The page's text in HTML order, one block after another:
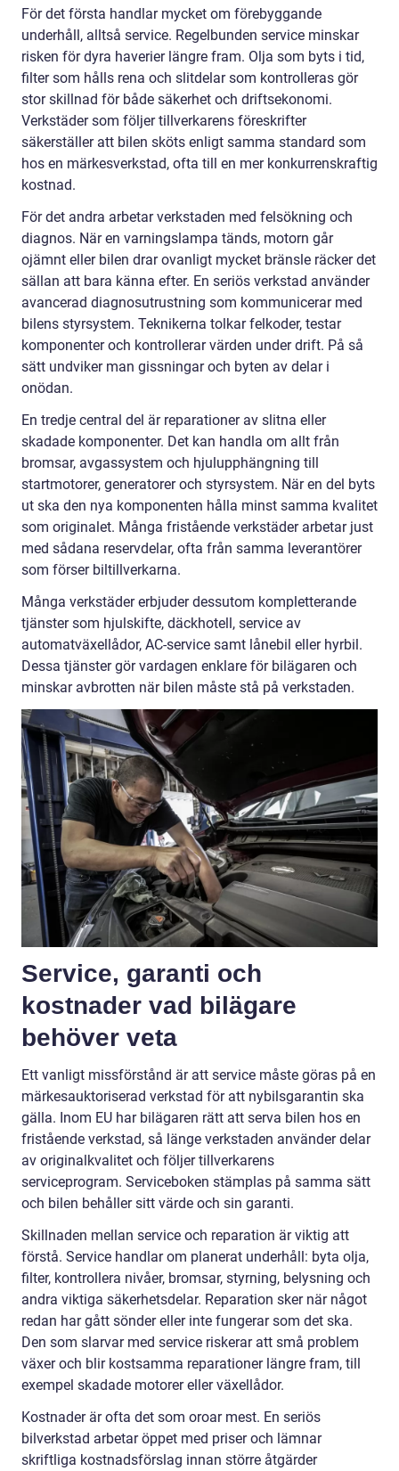
För det första handlar mycket om förebyggande
underhåll, alltså service. Regelbunden service minskar
risken för dyra haverier längre fram. Olja som byts i tid,
filter som hålls rena och slitdelar som kontrolleras gör
stor skillnad för både säkerhet och driftsekonomi.
Verkstäder som följer tillverkarens föreskrifter
säkerställer att bilen sköts enligt samma standard som
hos en märkesverkstad, ofta till en mer konkurrenskraftig
kostnad.
För det andra arbetar verkstaden med felsökning och
diagnos. När en varningslampa tänds, motorn går
ojämnt eller bilen drar ovanligt mycket bränsle räcker det
sällan att bara känna efter. En seriös verkstad använder
avancerad diagnosutrustning som kommunicerar med
bilens styrsystem. Teknikerna tolkar felkoder, testar
komponenter och kontrollerar värden under drift. På så
sätt undviker man gissningar och byten av delar i
onödan.
En tredje central del är reparationer av slitna eller
skadade komponenter. Det kan handla om allt från
bromsar, avgassystem och hjulupphängning till
startmotorer, generatorer och styrsystem. När en del byts
ut ska den nya komponenten hålla minst samma kvalitet
som originalet. Många fristående verkstäder arbetar just
med sådana reservdelar, ofta från samma leverantörer
som förser biltillverkarna.
Många verkstäder erbjuder dessutom kompletterande
tjänster som hjulskifte, däckhotell, service av
automatväxellådor, AC-service samt lånebil eller hyrbil.
Dessa tjänster gör vardagen enklare för bilägaren och
minskar avbrotten när bilen måste stå på verkstaden.
Service, garanti och
kostnader vad bilägare
behöver veta
Ett vanligt missförstånd är att service måste göras på en
märkesauktoriserad verkstad för att nybilsgarantin ska
gälla. Inom EU har bilägaren rätt att serva bilen hos en
fristående verkstad, så länge verkstaden använder delar
av originalkvalitet och följer tillverkarens
serviceprogram. Serviceboken stämplas på samma sätt
och bilen behåller sitt värde och sin garanti.
Skillnaden mellan service och reparation är viktig att
förstå. Service handlar om planerat underhåll: byta olja,
filter, kontrollera nivåer, bromsar, styrning, belysning och
andra viktiga säkerhetsdelar. Reparation sker när något
redan har gått sönder eller inte fungerar som det ska.
Den som slarvar med service riskerar att små problem
växer och blir kostsamma reparationer längre fram, till
exempel skadade motorer eller växellådor.
Kostnader är ofta det som oroar mest. En seriös
bilverkstad arbetar öppet med priser och lämnar
skriftliga kostnadsförslag innan större åtgärder